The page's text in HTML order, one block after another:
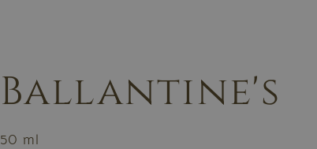
Ballantine's
50 ml